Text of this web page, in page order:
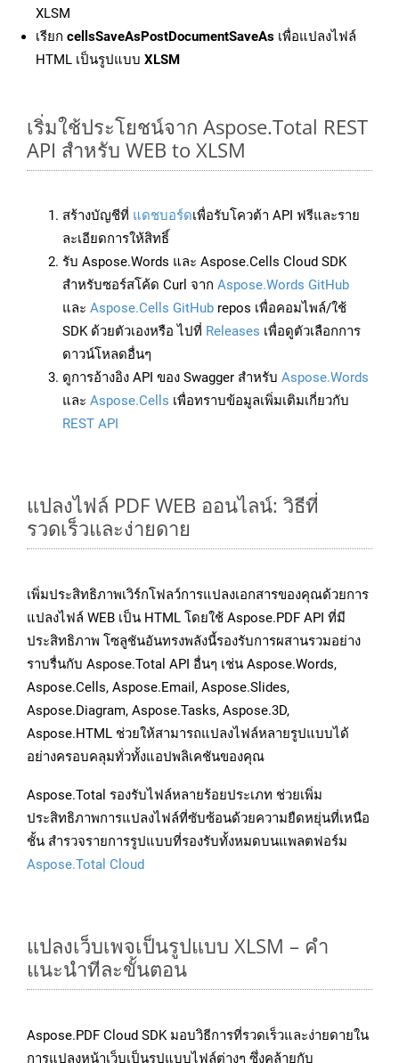
XLSM
เรียก cellsSaveAsPostDocumentSaveAs เพื่อแปลงไฟล์
HTML เป็นรูปแบบ XLSM
เริ่มใช้ประโยชน์จาก Aspose.Total REST
API สำหรับ WEB to XLSM
สร้างบัญชีที่ แดชบอร์ดเพื่อรับโควต้า API ฟรีและราย
ละเอียดการให้สิทธิ์
รับ Aspose.Words และ Aspose.Cells Cloud SDK
สำหรับซอร์สโค้ด Curl จาก Aspose.Words GitHub
และ Aspose.Cells GitHub repos เพื่อคอมไพล์/ใช้
SDK ด้วยตัวเองหรือ ไปที่ Releases เพื่อดูตัวเลือกการ
ดาวน์โหลดอื่นๆ
ดูการอ้างอิง API ของ Swagger สำหรับ Aspose.Words
และ Aspose.Cells เพื่อทราบข้อมูลเพิ่มเติมเกี่ยวกับ
REST API
แปลงไฟล์ PDF WEB ออนไลน์: วิธีที่
รวดเร็วและง่ายดาย
เพิ่มประสิทธิภาพเวิร์กโฟลว์การแปลงเอกสารของคุณด้วยการ
แปลงไฟล์ WEB เป็น HTML โดยใช้ Aspose.PDF API ที่มี
ประสิทธิภาพ โซลูชันอันทรงพลังนี้รองรับการผสานรวมอย่าง
ราบรื่นกับ Aspose.Total API อื่นๆ เช่น Aspose.Words,
Aspose.Cells, Aspose.Email, Aspose.Slides,
Aspose.Diagram, Aspose.Tasks, Aspose.3D,
Aspose.HTML ช่วยให้สามารถแปลงไฟล์หลายรูปแบบได้
อย่างครอบคลุมทั่วทั้งแอปพลิเคชันของคุณ
Aspose.Total รองรับไฟล์หลายร้อยประเภท ช่วยเพิ่ม
ประสิทธิภาพการแปลงไฟล์ที่ซับซ้อนด้วยความยืดหยุ่นที่เหนือ
ชั้น สำรวจรายการรูปแบบที่รองรับทั้งหมดบนแพลตฟอร์ม
Aspose.Total Cloud
แปลงเว็บเพจเป็นรูปแบบ XLSM – คำ
แนะนำทีละขั้นตอน
Aspose.PDF Cloud SDK มอบวิธีการที่รวดเร็วและง่ายดายใน
การแปลงหน้าเว็บเป็นรูปแบบไฟล์ต่างๆ ซึ่งคล้ายกับ